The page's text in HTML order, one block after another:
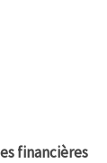
financières